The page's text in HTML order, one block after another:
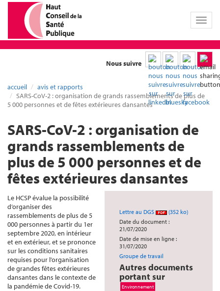
Toggle
Nous suivre
accueil
avis et rapports
SARS-CoV-2 : organisation de grands rassemblements de plus de
5 000 personnes et de fêtes extérieures dansantes
SARS-CoV-2 : organisation de
grands rassemblements de
plus de 5 000 personnes et de
fêtes extérieures dansantes
Lettre au DGS
(352 ko)
Date du document :
21/07/2020
Date de mise en ligne :
31/07/2020
Groupe de travail
Autres documents
portant sur
Environnement
Le HCSP évalue la possibilité
d’organiser des
rassemblements de plus de 5
000 personnes à partir du 1er
septembre 2020, en intérieur
et en extérieur, et se prononce
sur les conditions sanitaires
requises pour l’organisation
de grandes fêtes extérieures
dansantes dans le contexte de
la pandémie de Covid-19.